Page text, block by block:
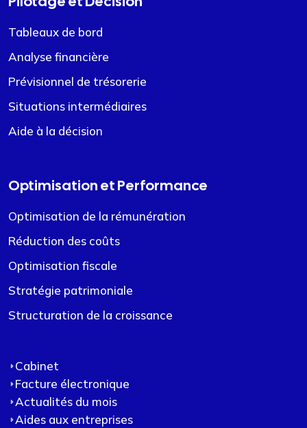
Tableaux de bord
Analyse financière
Prévisionnel de trésorerie
Situations intermédiaires
Aide à la décision
Optimisation et Performance
Optimisation de la rémunération
Réduction des coûts
Optimisation fiscale
Stratégie patrimoniale
Structuration de la croissance
Cabinet
Facture électronique
Actualités du mois
Aides aux entreprises